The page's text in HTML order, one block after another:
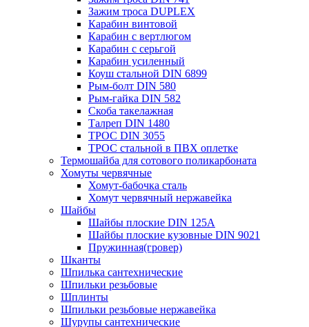
Зажим троса DUPLEX
Карабин винтовой
Карабин с вертлюгом
Карабин с серьгой
Карабин усиленный
Коуш стальной DIN 6899
Рым-болт DIN 580
Рым-гайка DIN 582
Скоба такелажная
Талреп DIN 1480
ТРОС DIN 3055
ТРОС стальной в ПВХ оплетке
Термошайба для сотового поликарбоната
Хомуты червячные
Хомут-бабочка cталь
Хомут червячный нержавейка
Шайбы
Шайбы плоские DIN 125A
Шайбы плоские кузовные DIN 9021
Пружинная(гровер)
Шканты
Шпилька сантехнические
Шпильки резьбовые
Шплинты
Шпильки резьбовые нержавейка
Шурупы сантехнические